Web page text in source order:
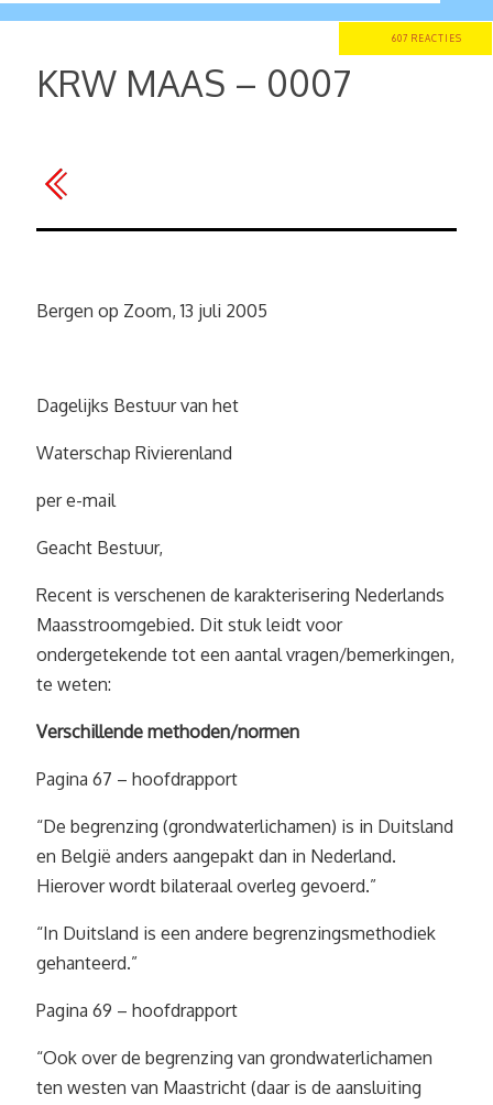
607 REACTIES
KRW MAAS – 0007
Bergen op Zoom, 13 juli 2005
Dagelijks Bestuur van het
Waterschap Rivierenland
per e-mail
Geacht Bestuur,
Recent is verschenen de karakterisering Nederlands
Maasstroomgebied. Dit stuk leidt voor
ondergetekende tot een aantal vragen/bemerkingen,
te weten:
Verschillende methoden/normen
Pagina 67 – hoofdrapport
“De begrenzing (grondwaterlichamen) is in Duitsland
en België anders aangepakt dan in Nederland.
Hierover wordt bilateraal overleg gevoerd.”
“In Duitsland is een andere begrenzingsmethodiek
gehanteerd.”
Pagina 69 – hoofdrapport
“Ook over de begrenzing van grondwaterlichamen
ten westen van Maastricht (daar is de aansluiting